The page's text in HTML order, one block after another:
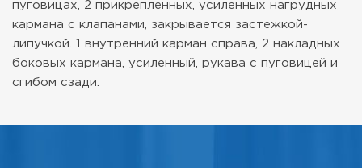
пуговицах, 2 прикрепленных, усиленных нагрудных
кармана с клапанами, закрывается застежкой-
липучкой. 1 внутренний карман справа, 2 накладных
боковых кармана, усиленный, рукава с пуговицей и
сгибом сзади.